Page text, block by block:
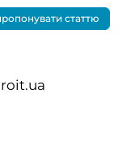
статтю